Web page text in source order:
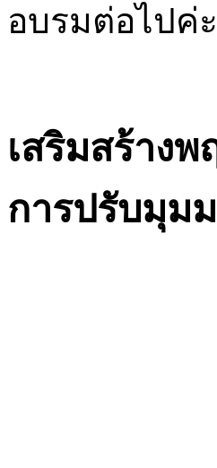
อบรมต่อไปค่ะ
เสริมสร้าง
การปรับมุม